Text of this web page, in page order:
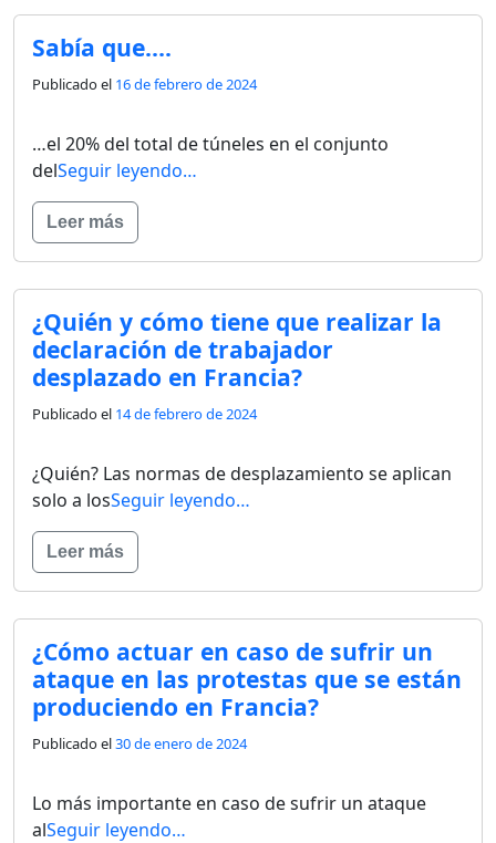
Sabía que….
Publicado el 16 de febrero de 2024
…el 20% del total de túneles en el conjunto
delSeguir leyendo…
Leer más
¿Quién y cómo tiene que realizar la
declaración de trabajador
desplazado en Francia?
Publicado el 14 de febrero de 2024
¿Quién? Las normas de desplazamiento se aplican
solo a losSeguir leyendo…
Leer más
¿Cómo actuar en caso de sufrir un
ataque en las protestas que se están
produciendo en Francia?
Publicado el30 de enero de 2024
Lo más importante en caso de sufrir un ataque
alSeguir leyendo…